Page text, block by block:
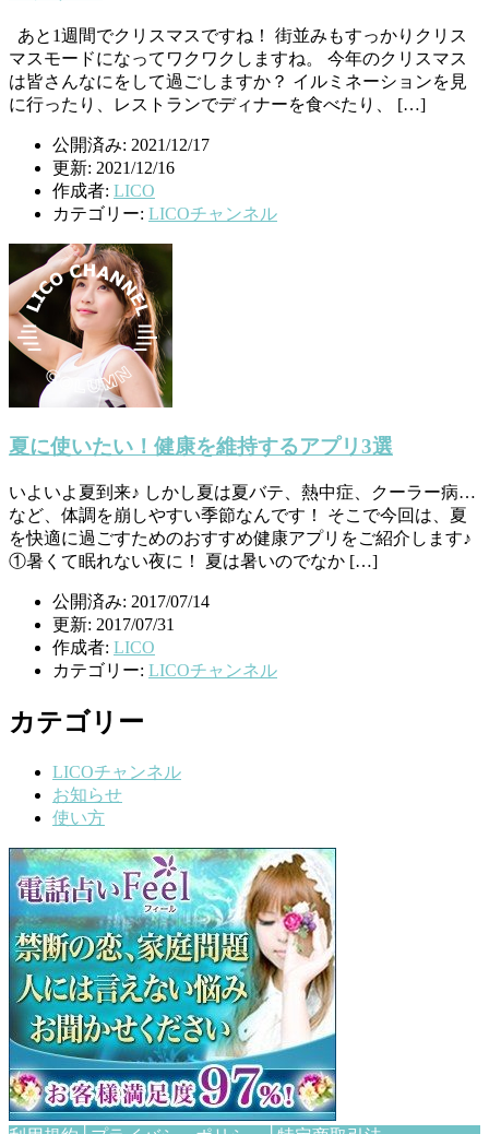
あと1週間でクリスマスですね！ 街並みもすっかりクリス
マスモードになってワクワクしますね。 今年のクリスマス
は皆さんなにをして過ごしますか？ イルミネーションを見
に行ったり、レストランでディナーを食べたり、 […]
公開済み: 2021/12/17
更新: 2021/12/16
作成者: LICO
カテゴリー: LICOチャンネル
夏に使いたい！健康を維持するアプリ3選
いよいよ夏到来♪ しかし夏は夏バテ、熱中症、クーラー病…
など、体調を崩しやすい季節なんです！ そこで今回は、夏
を快適に過ごすためのおすすめ健康アプリをご紹介します♪
①暑くて眠れない夜に！ 夏は暑いのでなか […]
公開済み: 2017/07/14
更新: 2017/07/31
作成者: LICO
カテゴリー: LICOチャンネル
カテゴリー
LICOチャンネル
お知らせ
使い方